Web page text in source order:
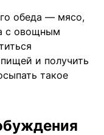
обеда — мясо,
с овощным
и получить
такое